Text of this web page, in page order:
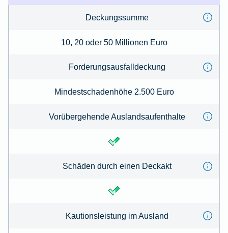
Deckungssumme
10, 20 oder 50 Millionen Euro
Forderungs­ausfalldeckung
Mindestschadenhöhe 2.500 Euro
Vorübergehende Auslandsaufenthalte
Schäden durch einen Deckakt
Kautionsleistung im Ausland